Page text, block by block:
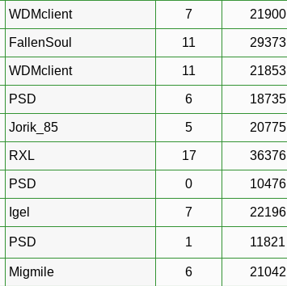
WDMclient 7 21900
FallenSoul 11 29373
WDMclient 11 21853
PSD 6 18735
Jorik_85 5 20775
RXL 17 36376
PSD 0 10476
Igel 7 22196
PSD 1 11821
Migmile 6 21042